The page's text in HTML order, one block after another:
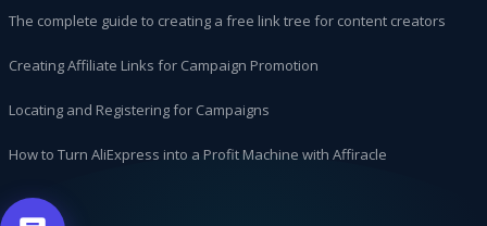
The complete guide to creating a free link tree for content creators
Creating Affiliate Links for Campaign Promotion
Locating and Registering for Campaigns
How to Turn AliExpress into a Profit Machine with Affiracle